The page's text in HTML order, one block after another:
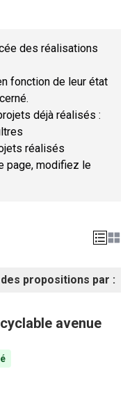
des réalisations
fonction de leur état
déjà réalisés :
réalisés
page, modifiez le
propositions par :
avenue